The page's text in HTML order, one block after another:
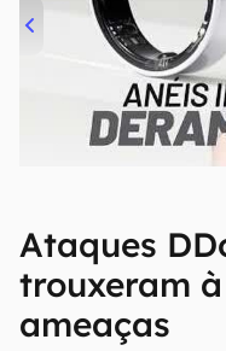
00:00/21:11
Ataques
trouxeram
ameaças